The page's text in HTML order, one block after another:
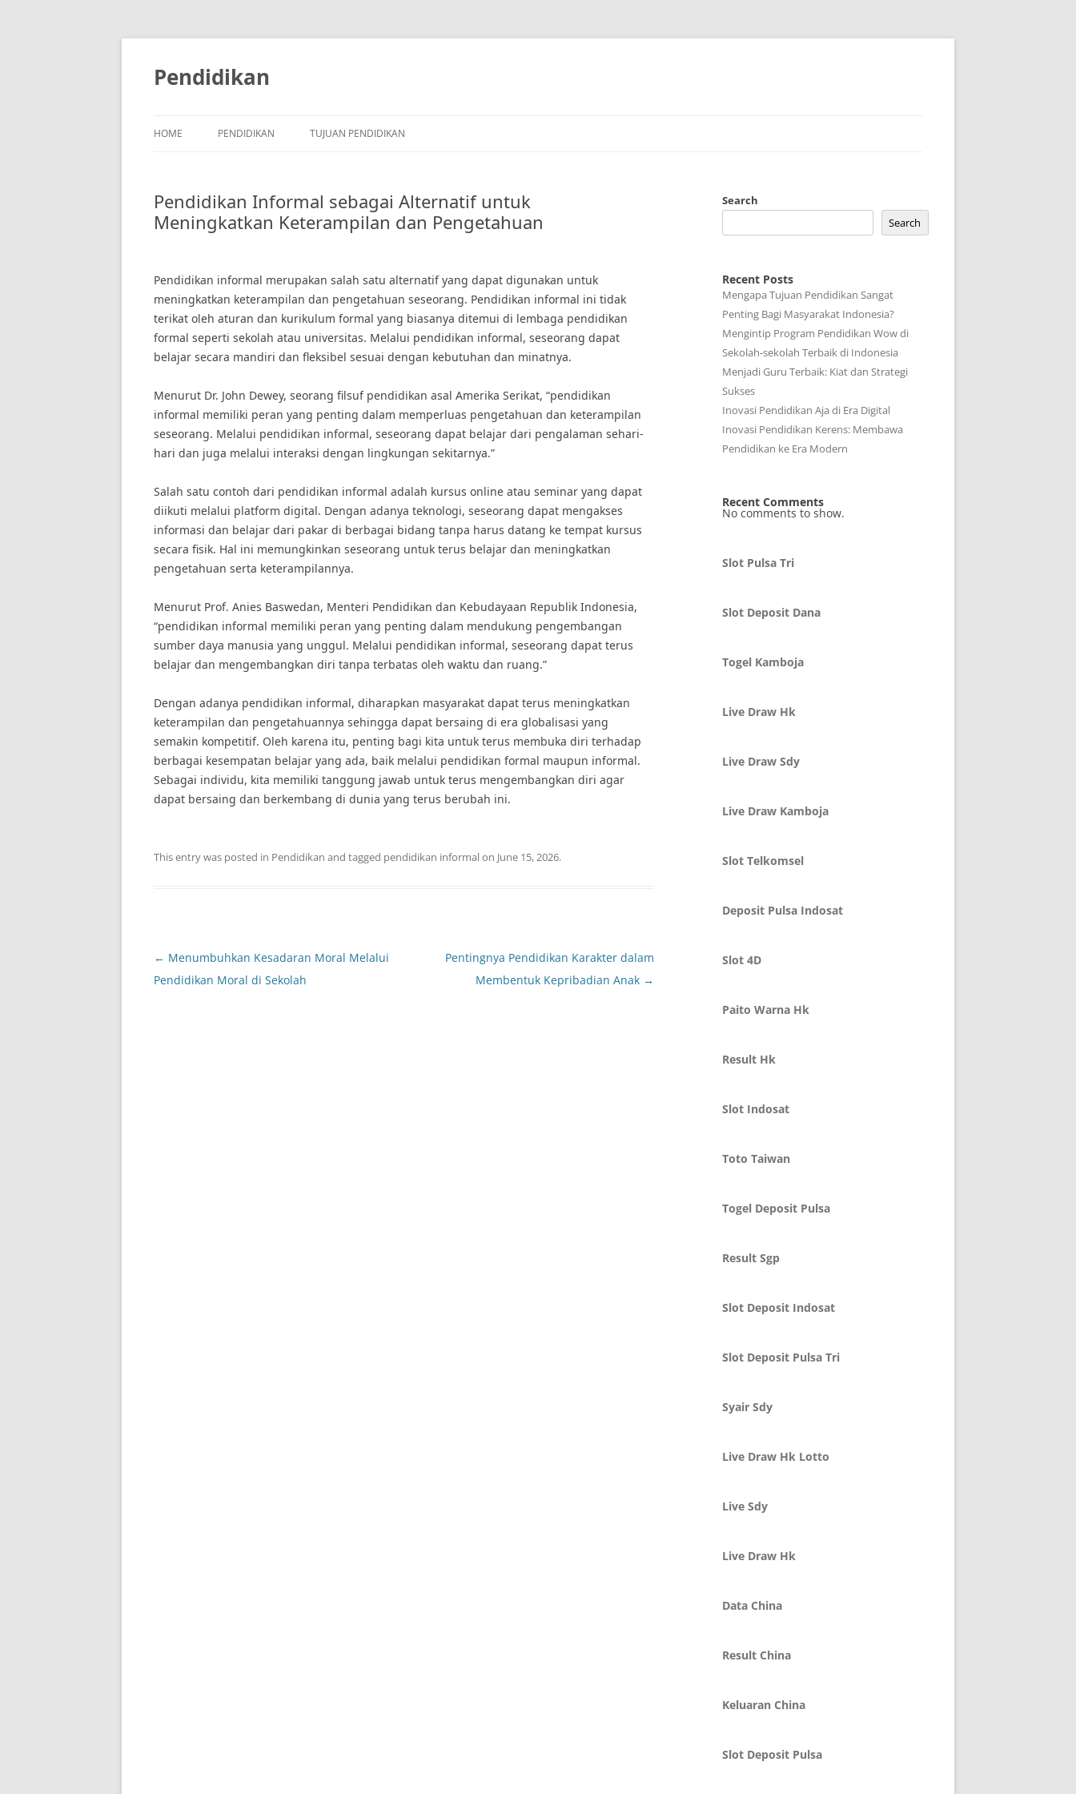
Skip
Pendidikan
HOME PENDIDIKAN TUJUAN PENDIDIKAN
Pendidikan Informal sebagai Alternatif untuk
Meningkatkan Keterampilan dan Pengetahuan
Pendidikan informal merupakan salah satu alternatif yang dapat digunakan untuk
meningkatkan keterampilan dan pengetahuan seseorang. Pendidikan informal ini tidak
terikat oleh aturan dan kurikulum formal yang biasanya ditemui di lembaga pendidikan
formal seperti sekolah atau universitas. Melalui pendidikan informal, seseorang dapat
belajar secara mandiri dan fleksibel sesuai dengan kebutuhan dan minatnya.
Menurut Dr. John Dewey, seorang filsuf pendidikan asal Amerika Serikat, “pendidikan
informal memiliki peran yang penting dalam memperluas pengetahuan dan keterampilan
seseorang. Melalui pendidikan informal, seseorang dapat belajar dari pengalaman sehari-
hari dan juga melalui interaksi dengan lingkungan sekitarnya.”
Salah satu contoh dari pendidikan informal adalah kursus online atau seminar yang dapat
diikuti melalui platform digital. Dengan adanya teknologi, seseorang dapat mengakses
informasi dan belajar dari pakar di berbagai bidang tanpa harus datang ke tempat kursus
secara fisik. Hal ini memungkinkan seseorang untuk terus belajar dan meningkatkan
pengetahuan serta keterampilannya.
Menurut Prof. Anies Baswedan, Menteri Pendidikan dan Kebudayaan Republik Indonesia,
“pendidikan informal memiliki peran yang penting dalam mendukung pengembangan
sumber daya manusia yang unggul. Melalui pendidikan informal, seseorang dapat terus
belajar dan mengembangkan diri tanpa terbatas oleh waktu dan ruang.”
Dengan adanya pendidikan informal, diharapkan masyarakat dapat terus meningkatkan
keterampilan dan pengetahuannya sehingga dapat bersaing di era globalisasi yang
semakin kompetitif. Oleh karena itu, penting bagi kita untuk terus membuka diri terhadap
berbagai kesempatan belajar yang ada, baik melalui pendidikan formal maupun informal.
Sebagai individu, kita memiliki tanggung jawab untuk terus mengembangkan diri agar
dapat bersaing dan berkembang di dunia yang terus berubah ini.
This entry was posted in Pendidikan and tagged pendidikan informalon June 15, 2026.
Post
navigation
← Menumbuhkan Kesadaran Moral Melalui
Pendidikan Moral di Sekolah
Pentingnya Pendidikan Karakter dalam
Membentuk Kepribadian Anak →
Search
Search
Recent Posts
Mengapa Tujuan Pendidikan Sangat
Penting Bagi Masyarakat Indonesia?
Mengintip Program Pendidikan Wow di
Sekolah-sekolah Terbaik di Indonesia
Menjadi Guru Terbaik: Kiat dan Strategi
Sukses
Inovasi Pendidikan Aja di Era Digital
Inovasi Pendidikan Kerens: Membawa
Pendidikan ke Era Modern
Recent Comments
No comments to show.
Slot Pulsa Tri
Slot Deposit Dana
Togel Kamboja
Live Draw Hk
Live Draw Sdy
Live Draw Kamboja
Slot Telkomsel
Deposit Pulsa Indosat
Slot 4D
Paito Warna Hk
Result Hk
Slot Indosat
Toto Taiwan
Togel Deposit Pulsa
Result Sgp
Slot Deposit Indosat
Slot Deposit Pulsa Tri
Syair Sdy
Live Draw Hk Lotto
Live Sdy
Live Draw Hk
Data China
Result China
Keluaran China
Slot Deposit Pulsa